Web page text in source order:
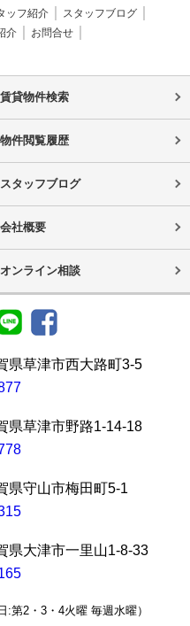
ッフ紹介
スタッフブログ
介
お問合せ
賃貸物件検索
物件閲覧履歴
スタッフブログ
会社概要
オンライン相談
県草津市西大路町3-5
県草津市野路1-14-18
県守山市梅田町5-1
県大津市一里山1-8-33
第2・3・4火曜 毎週水曜）